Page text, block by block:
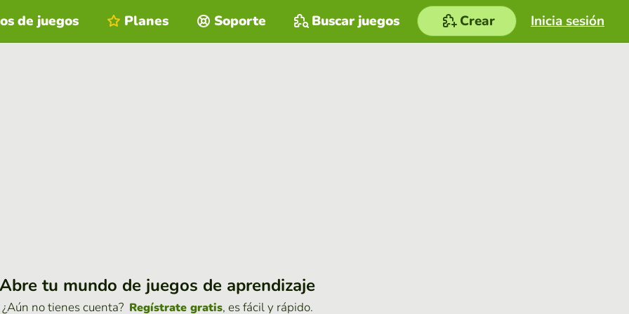
Inicia sesión
de juegos Planes Soporte Buscar juegos Crear
Abre tu mundo de juegos de aprendizaje
¿Aún no tienes cuenta? Regístrate gratis, es fácil y rápido.